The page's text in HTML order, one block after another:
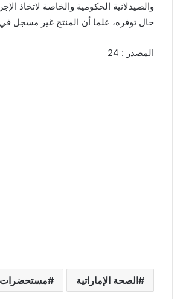
والصيدلانية الحكومية والخاصة لاتخاذ
حال توفره، علما أن المنتج غير مسجل في
المصدر : 24
الصحة الإماراتية مستحضرات